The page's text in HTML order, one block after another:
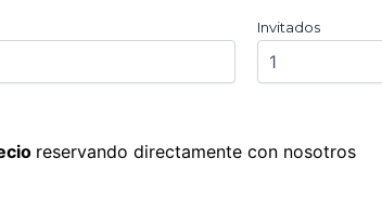
Invitados
reservando directamente con nosotros